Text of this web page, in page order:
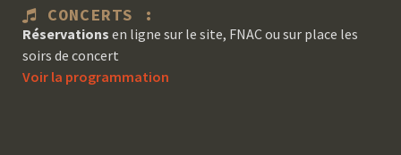
CONCERTS :
Réservations en ligne sur le site, FNAC ou sur place les
soirs de concert
Voir la programmation